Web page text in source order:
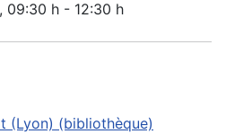
, 09:30 h - 12:30 h
(Lyon) (bibliothèque)